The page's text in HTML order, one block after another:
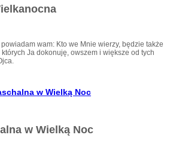
wam: Kto we Mnie wierzy, będzie także
których Ja dokonuję, owszem i większe od tych
w Wielką Noc
w Wielką Noc